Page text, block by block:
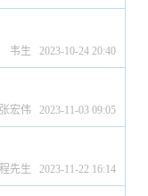
韦生 2023-10-24 20:40
张宏伟 2023-11-03 09:05
程先生 2023-11-22 16:14